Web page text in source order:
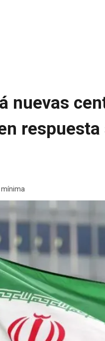
nuevas
respuesta